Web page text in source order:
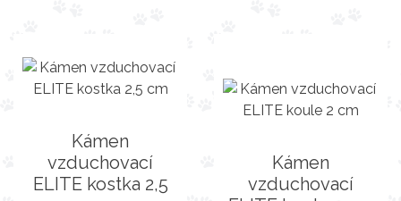
Kámen
vzduchovací
ELITE kostka 2,5
Kámen
vzduchovací